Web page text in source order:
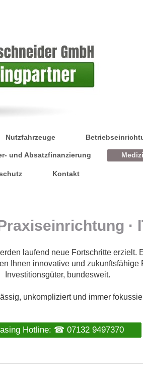
Nutzfahrzeuge
und Absatzfinanzierung
Kontakt
·
laufend neue Fortschritte erzielt.
Ihnen innovative und
Investitionsgüter, bundesweit.
unkompliziert und immer
Leasing Hotline: ☎ 07132 9497370